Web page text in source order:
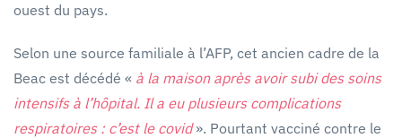
ouest du pays.
Selon une source familiale à l’AFP, cet ancien cadre de la
Beac est décédé « à la maison après avoir subi des soins
intensifs à l’hôpital. Il a eu plusieurs complications
respiratoires : c’est le covid». Pourtant vacciné contre le